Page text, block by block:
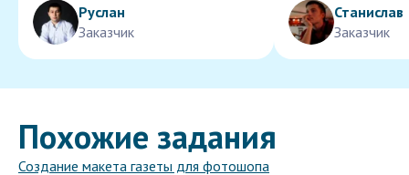
Руслан
Заказчик
Станислав
Заказчик
Похожие задания
Создание макета газеты для фотошопа